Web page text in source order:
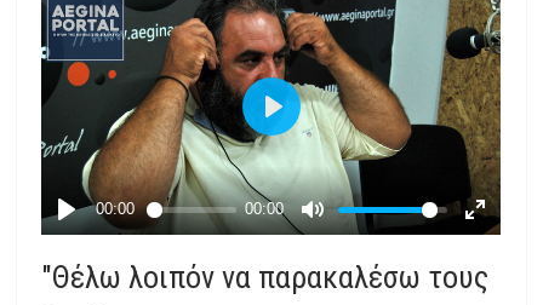
"Θέλω λοιπόν να παρακαλέσω τους